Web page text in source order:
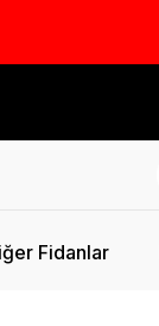
Fidanlar